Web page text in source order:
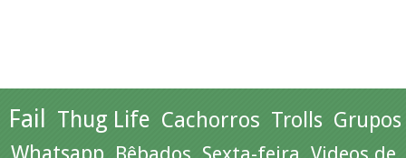
Fail Thug Life Cachorros Trolls Grupos